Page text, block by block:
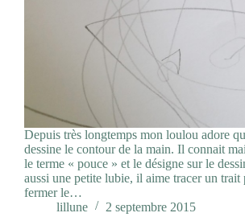
Depuis très longtemps mon loulou adore
dessine le contour de la main. Il connait
le terme « pouce » et le désigne sur le
aussi une petite lubie, il aime tracer un trait
fermer le…
lillune
2 septembre 2015